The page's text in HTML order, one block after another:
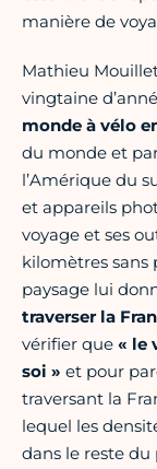
manière de
Mathieu
vingtaine
monde à vélo
du monde et
l’Amérique du
et appareils
voyage et ses
kilomètres sans
paysage lui
traverser la
vérifier que « le
soi » et pour
traversant la
lequel les
dans le reste